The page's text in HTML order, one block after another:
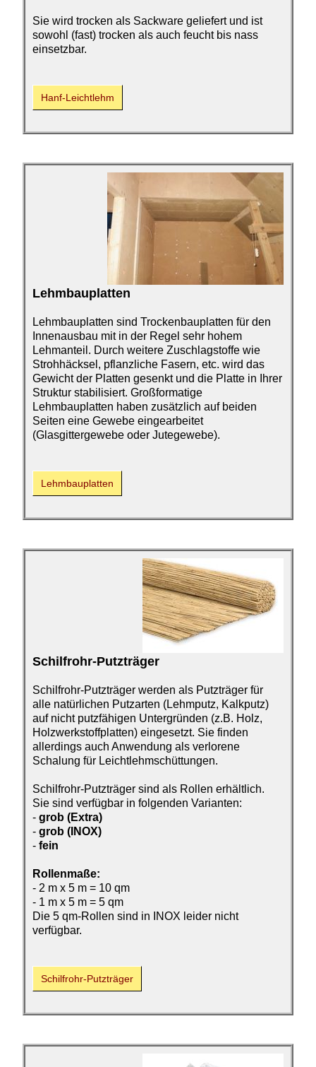
Sie wird trocken als Sackware geliefert und ist
sowohl (fast) trocken als auch feucht bis nass
einsetzbar.
Hanf-Leichtlehm
Lehmbauplatten
Lehmbauplatten sind Trockenbauplatten für den
Innenausbau mit in der Regel sehr hohem
Lehmanteil. Durch weitere Zuschlagstoffe wie
Strohhäcksel, pflanzliche Fasern, etc. wird das
Gewicht der Platten gesenkt und die Platte in Ihrer
Struktur stabilisiert. Großformatige
Lehmbauplatten haben zusätzlich auf beiden
Seiten eine Gewebe eingearbeitet
(Glasgittergewebe oder Jutegewebe).
Lehmbauplatten
Schilfrohr-Putzträger
Schilfrohr-Putzträger werden als Putzträger für
alle natürlichen Putzarten (Lehmputz, Kalkputz)
auf nicht putzfähigen Untergründen (z.B. Holz,
Holzwerkstoffplatten) eingesetzt. Sie finden
allerdings auch Anwendung als verlorene
Schalung für Leichtlehmschüttungen.
Schilfrohr-Putzträger sind als Rollen erhältlich.
Sie sind verfügbar in folgenden Varianten:
- grob (Extra)
- grob (INOX)
- fein
Rollenmaße:
- 2 m x 5 m = 10 qm
- 1 m x 5 m = 5 qm
Die 5 qm-Rollen sind in INOX leider nicht
verfügbar.
Schilfrohr-Putzträger